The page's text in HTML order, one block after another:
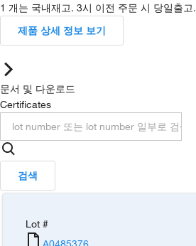
1 개는 국내재고. 3시 이전 주문 시 당일출고.
제품 상세 정보 보기
문서 및 다운로드
Certificates
검색
Lot #